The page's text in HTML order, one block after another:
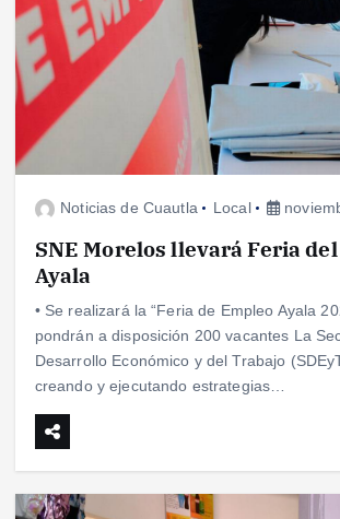
Noticias de Cuautla Local
SNE Morelos llevará Feria
Ayala
• Se realizará la “Feria de Empleo Ayala
pondrán a disposición 200 vacantes La
Desarrollo Económico y del Trabajo
creando y ejecutando estrategias…